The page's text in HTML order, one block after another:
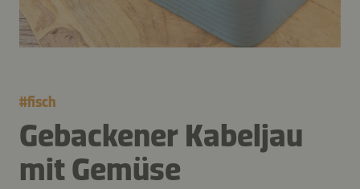
#fisch
Gebackener Kabeljau
mit Gemüse